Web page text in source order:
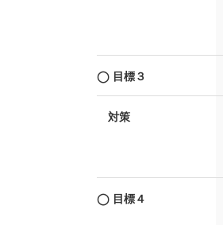
◯ 目標３
対策
◯ 目標４